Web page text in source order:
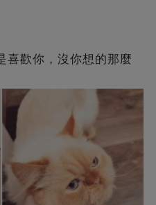
喜歡你，沒你想的那麼